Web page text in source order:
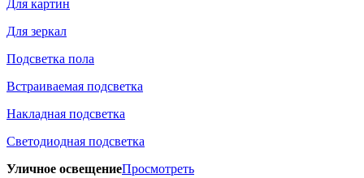
Для картин
Для зеркал
Подсветка пола
Встраиваемая подсветка
Накладная подсветка
Светодиодная подсветка
Уличное освещениеПросмотреть